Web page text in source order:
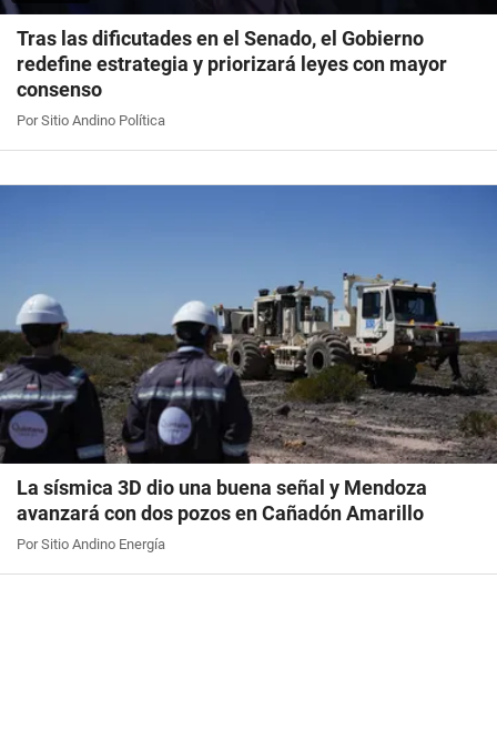
Tras las dificutades en el Senado, el Gobierno
redefine estrategia y priorizará leyes con mayor
consenso
Por Sitio Andino Política
La sísmica 3D dio una buena señal y Mendoza
avanzará con dos pozos en Cañadón Amarillo
Por Sitio Andino Energía